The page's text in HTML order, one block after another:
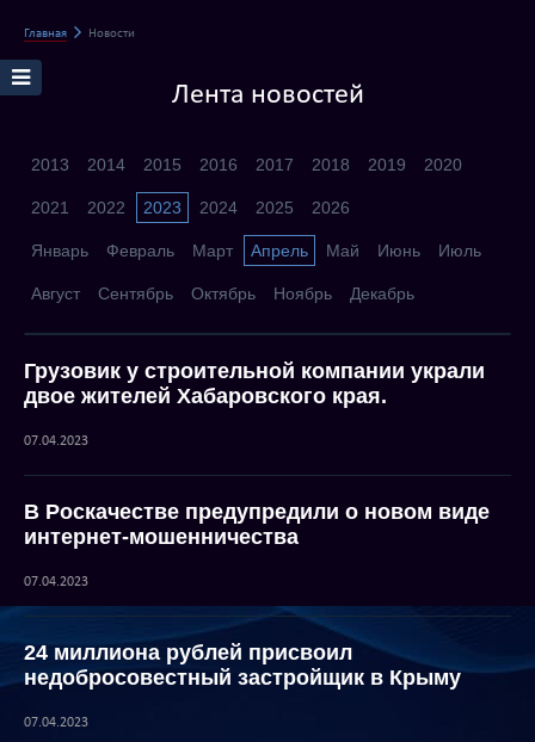
Главная Новости
Лента новостей
2013 2014 2015 2016 2017 2018 2019 2020
2021 2022 2023 2024 2025 2026
Январь Февраль Март Апрель Май Июнь Июль
Август Сентябрь Октябрь Ноябрь Декабрь
Грузовик у строительной компании украли
двое жителей Хабаровского края.
07.04.2023
В Роскачестве предупредили о новом виде
интернет-мошенничества
07.04.2023
24 миллиона рублей присвоил
недобросовестный застройщик в Крыму
07.04.2023